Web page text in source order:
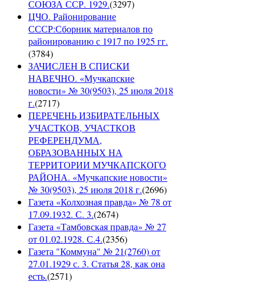
СОЮЗА ССР. 1929.(3297)
ЦЧО. Районирование
СССР:Сборник материалов по
районированию с 1917 по 1925 гг.
(3784)
ЗАЧИСЛЕН В СПИСКИ
НАВЕЧНО. «Мучкапские
новости» № 30(9503), 25 июля 2018
г.(2717)
ПЕРЕЧЕНЬ ИЗБИРАТЕЛЬНЫХ
УЧАСТКОВ, УЧАСТКОВ
РЕФЕРЕНДУМА,
ОБРАЗОВАННЫХ НА
ТЕРРИТОРИИ МУЧКАПСКОГО
РАЙОНА. «Мучкапские новости»
№ 30(9503), 25 июля 2018 г.(2696)
Газета «Колхозная правда» № 78 от
17.09.1932. С. 3.(2674)
Газета «Тамбовская правда» № 27
от 01.02.1928. С.4.(2356)
Газета "Коммуна" № 21(2760) от
27.01.1929 с. 3. Статья 28, как она
есть.(2571)